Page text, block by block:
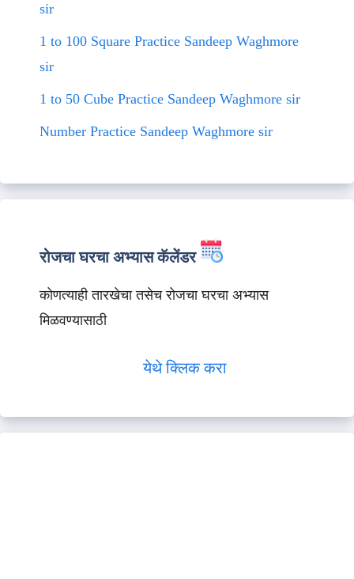
sir
1 to 100 Square Practice Sandeep Waghmore
sir
1 to 50 Cube Practice Sandeep Waghmore sir
Number Practice Sandeep Waghmore sir
रोजचा घरचा अभ्यास कॅलेंडर
कोणत्याही तारखेचा तसेच रोजचा घरचा अभ्यास
मिळवण्यासाठी
येथे क्लिक करा